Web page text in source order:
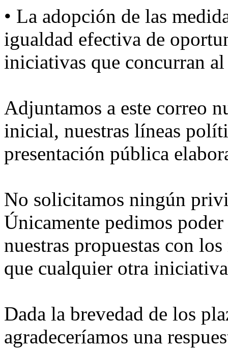
• La adopción de las
igualdad efectiva de
iniciativas que concurran
Adjuntamos a este correo
inicial, nuestras líneas
presentación pública
No solicitamos ningún
Únicamente pedimos
nuestras propuestas con
que cualquier otra
Dada la brevedad de los
agradeceríamos una